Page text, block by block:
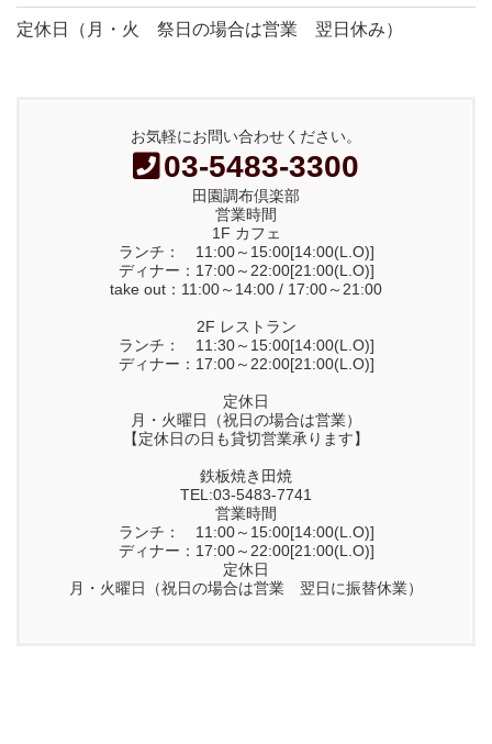
定休日（月・火 祭日の場合は営業 翌日休み）
お気軽にお問い合わせください。
03-5483-3300
田園調布倶楽部
営業時間
1F カフェ
ランチ： 11:00～15:00[14:00(L.O)]
ディナー：17:00～22:00[21:00(L.O)]
take out：11:00～14:00 / 17:00～21:00
2F レストラン
ランチ： 11:30～15:00[14:00(L.O)]
ディナー：17:00～22:00[21:00(L.O)]
定休日
月・火曜日（祝日の場合は営業）
【定休日の日も貸切営業承ります】
鉄板焼き田焼
TEL:03-5483-7741
営業時間
ランチ： 11:00～15:00[14:00(L.O)]
ディナー：17:00～22:00[21:00(L.O)]
定休日
月・火曜日（祝日の場合は営業 翌日に振替休業）